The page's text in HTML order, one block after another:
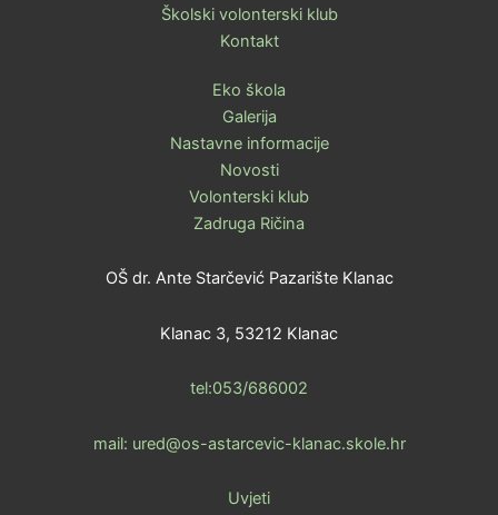
Školski volonterski klub
Kontakt
Eko škola
Galerija
Nastavne informacije
Novosti
Volonterski klub
Zadruga Ričina
OŠ dr. Ante Starčević Pazarište Klanac
Klanac 3, 53212 Klanac
tel:053/686002
mail: ured@os-astarcevic-klanac.skole.hr
Uvjeti